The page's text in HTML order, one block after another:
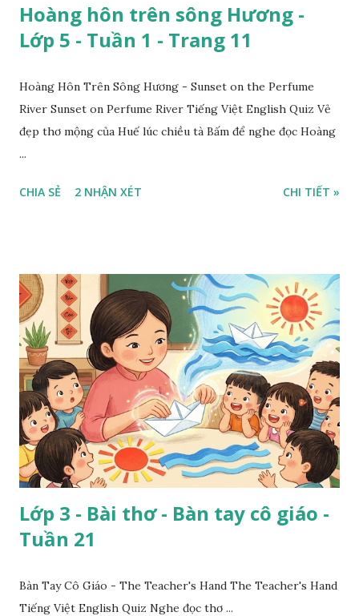
Hoàng hôn trên sông Hương -
Lớp 5 - Tuần 1 - Trang 11
Hoàng Hôn Trên Sông Hương - Sunset on the Perfume
River Sunset on Perfume River Tiếng Việt English Quiz Vẻ
đẹp thơ mộng của Huế lúc chiều tà Bấm để nghe đọc Hoàng
...
CHIA SẺ 2 NHẬN XÉT CHI TIẾT »
Lớp 3 - Bài thơ - Bàn tay cô giáo -
Tuần 21
Bàn Tay Cô Giáo - The Teacher's Hand The Teacher's Hand
Tiếng Việt English Quiz Nghe đọc thơ ...